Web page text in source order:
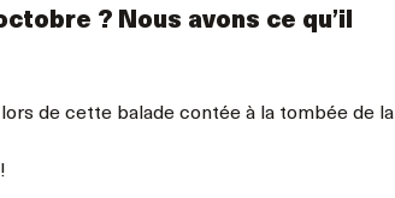
? Nous avons ce qu’il
de cette balade contée à la tombée de la